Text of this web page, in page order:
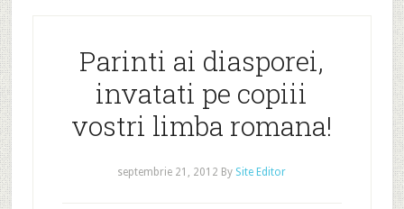
Parinti ai diasporei,
invatati pe copiii
vostri limba romana!
septembrie 21, 2012 By Site Editor